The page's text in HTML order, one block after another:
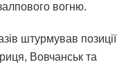
вогню.
штурмував позиції
Вовчанськ та